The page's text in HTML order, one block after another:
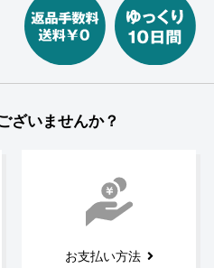
ざいませんか？
お支払い方法